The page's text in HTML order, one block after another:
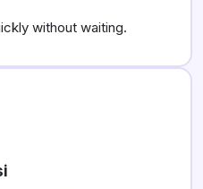
without waiting.